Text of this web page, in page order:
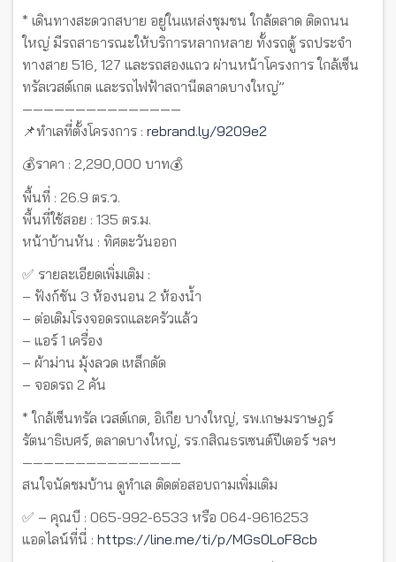
* เดินทางสะดวกสบาย อยู่ในเเหล่งชุมชน ใกล้ตลาด ติดถนน
ใหญ่ มีรถสาธารณะให้บริการหลากหลาย ทั้งรถตู้ รถประจำ
ทางสาย 516, 127 และรถสองแถว ผ่านหน้าโครงการ ใกล้เซ็น
ทรัลเวสต์เกต และรถไฟฟ้าสถานีตลาดบางใหญ่”
———————————————
📌ทำเลที่ตั้งโครงการ : rebrand.ly/9209e2
💰ราคา : 2,290,000 บาท💰
พื้นที่ : 26.9 ตร.ว.
พื้นที่ใช้สอย : 135 ตร.ม.
หน้าบ้านหัน : ทิศตะวันออก
✅ รายละเอียดเพิ่มเติม :
– ฟังก์ชัน 3 ห้องนอน 2 ห้องน้ำ
– ต่อเติมโรงจอดรถและครัวแล้ว
– แอร์ 1 เครื่อง
– ผ้าม่าน มุ้งลวด เหล็กดัด
– จอดรถ 2 คัน
* ใกล้เซ็นทรัล เวสต์เกต, อิเกีย บางใหญ่, รพ.เกษมราษฎร์
รัตนาธิเบศร์, ตลาดบางใหญ่, รร.กสิณธรเซนต์ปีเตอร์ ฯลฯ
———————————————
สนใจนัดชมบ้าน ดูทำเล ติดต่อสอบถามเพิ่มเติม
✅ – คุณบี : 065-992-6533 หรือ 064-9616253
แอดไลน์ที่นี่ : https://line.me/ti/p/MGs0LoF8cb